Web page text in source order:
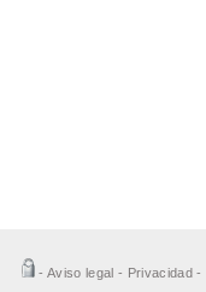
- Aviso legal - Privacidad-